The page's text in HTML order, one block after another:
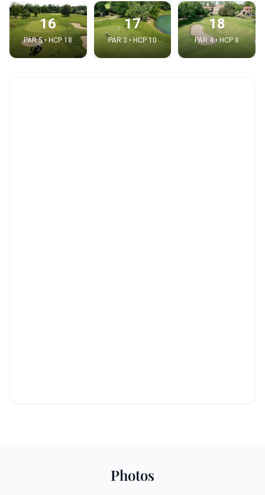
16
PAR 5 • HCP 18
17
PAR 3 • HCP 10
18
PAR 4 • HCP 8
Photos